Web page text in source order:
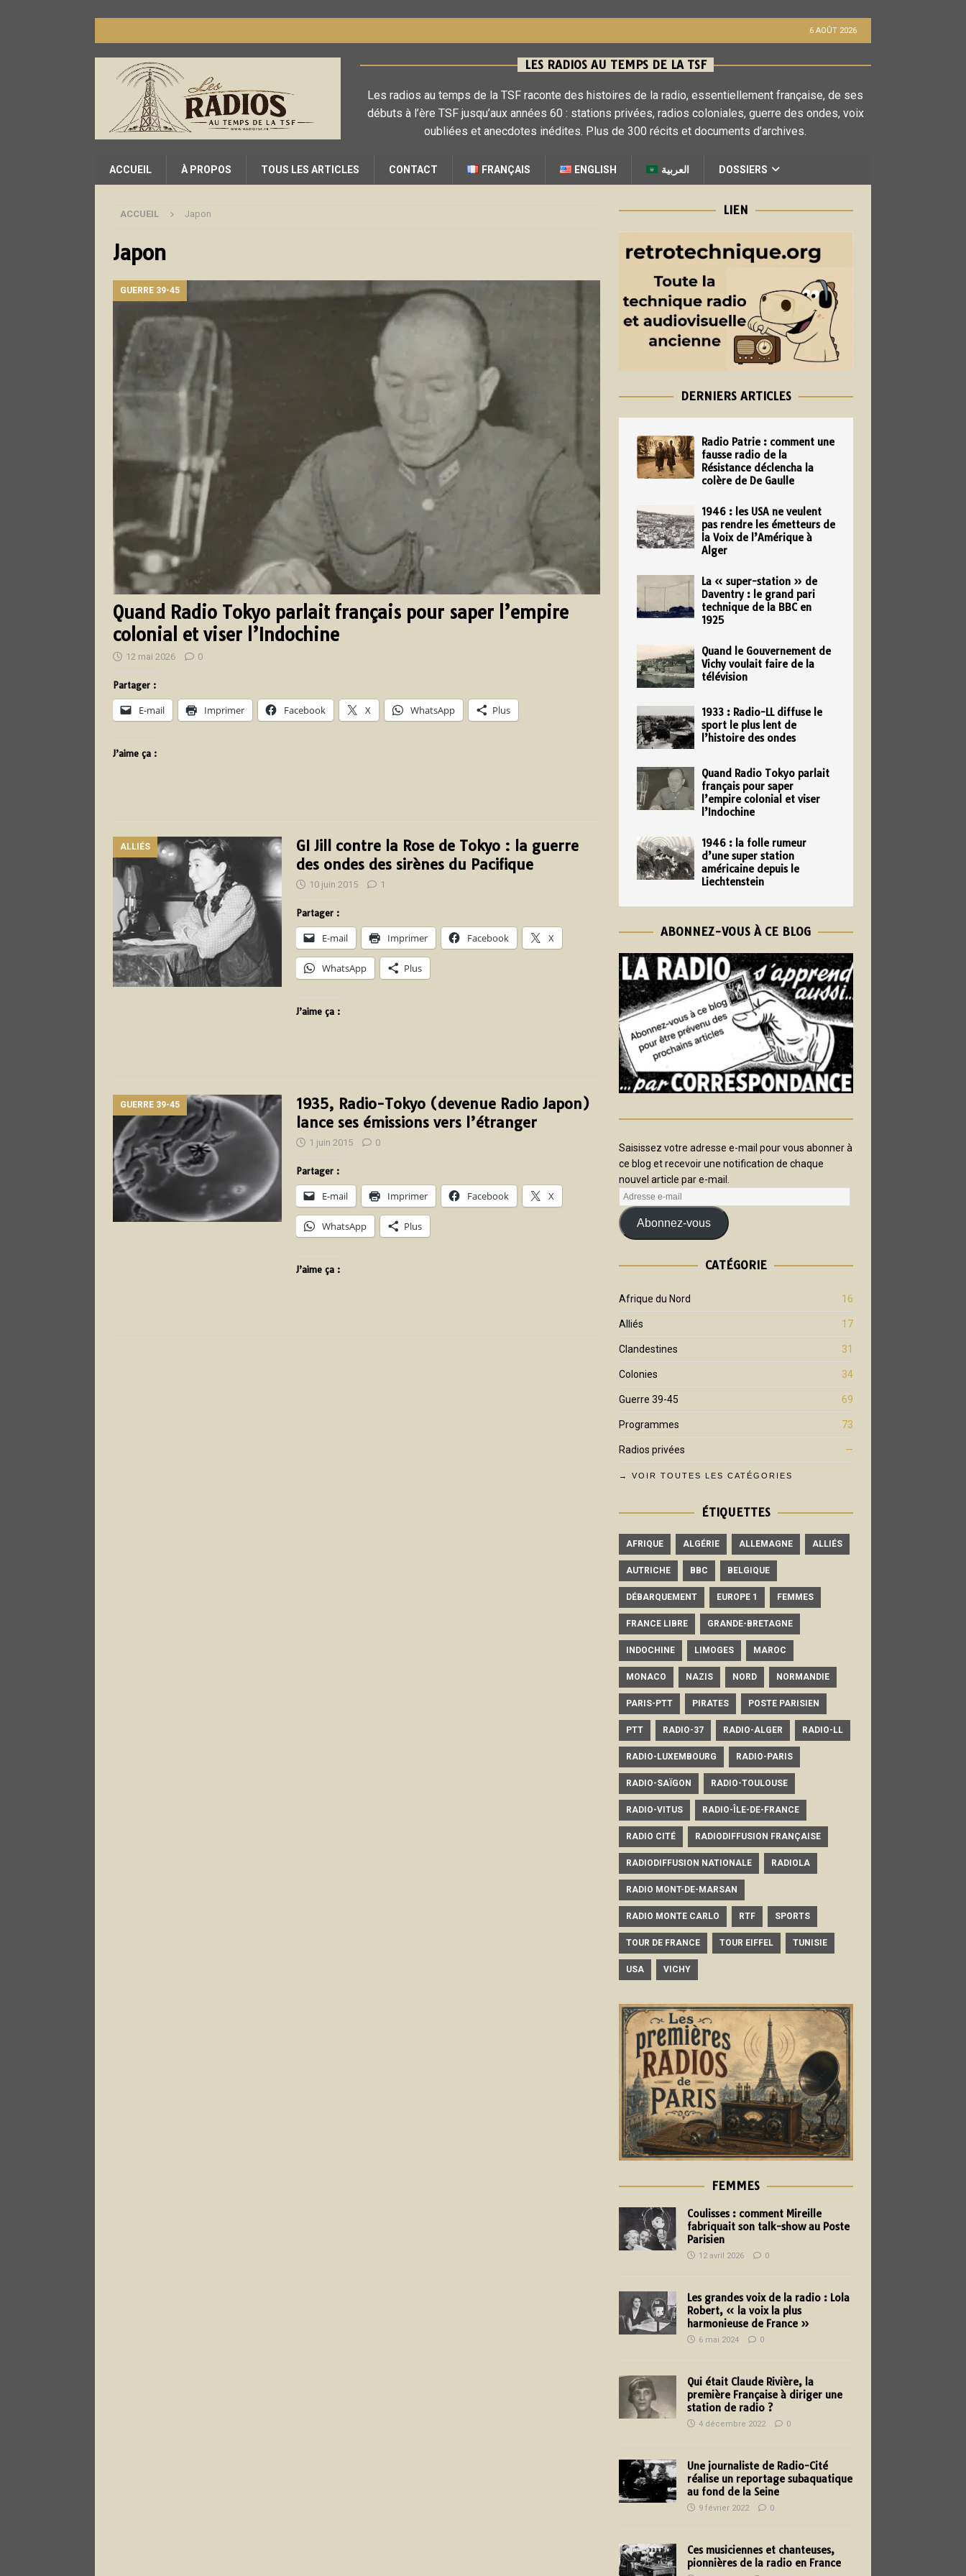
6 AOÛT 2026
LES RADIOS AU TEMPS DE LA TSF
Les radios au temps de la TSF raconte des histoires de la radio, essentiellement française, de ses
débuts à l’ère TSF jusqu’aux années 60 : stations privées, radios coloniales, guerre des ondes, voix
oubliées et anecdotes inédites. Plus de 300 récits et documents d’archives.
ACCUEIL À PROPOS TOUS LES ARTICLES CONTACT FRANÇAIS ENGLISH العربية DOSSIERS
ACCUEIL Japon
Japon
GUERRE 39-45
Quand Radio Tokyo parlait français pour saper l’empire
colonial et viser l’Indochine
12 mai 2026 0
Partager :
E-mail Imprimer Facebook X WhatsApp Plus
J’aime ça :
ALLIÉS
GI Jill contre la Rose de Tokyo : la guerre
des ondes des sirènes du Pacifique
10 juin 2015 1
Partager :
E-mail Imprimer Facebook X
WhatsApp Plus
J’aime ça :
GUERRE 39-45
1935, Radio-Tokyo (devenue Radio Japon)
lance ses émissions vers l’étranger
1 juin 2015 0
Partager :
E-mail Imprimer Facebook X
WhatsApp Plus
J’aime ça :
LIEN
DERNIERS ARTICLES
Radio Patrie : comment une
fausse radio de la
Résistance déclencha la
colère de De Gaulle
1946 : les USA ne veulent
pas rendre les émetteurs de
la Voix de l’Amérique à
Alger
La « super-station » de
Daventry : le grand pari
technique de la BBC en
1925
Quand le Gouvernement de
Vichy voulait faire de la
télévision
1933 : Radio-LL diffuse le
sport le plus lent de
l’histoire des ondes
Quand Radio Tokyo parlait
français pour saper
l’empire colonial et viser
l’Indochine
1946 : la folle rumeur
d’une super station
américaine depuis le
Liechtenstein
ABONNEZ-VOUS À CE BLOG
Saisissez votre adresse e-mail pour vous abonner à
ce blog et recevoir une notification de chaque
nouvel article par e-mail.
Abonnez-vous
CATÉGORIE
Afrique du Nord 16
Alliés 17
Clandestines 31
Colonies 34
Guerre 39-45 69
Programmes 73
Radios privées —
→ VOIR TOUTES LES CATÉGORIES
ÉTIQUETTES
AFRIQUE ALGÉRIE ALLEMAGNE ALLIÉS
AUTRICHE BBC BELGIQUE
DÉBARQUEMENT EUROPE 1 FEMMES
FRANCE LIBRE GRANDE-BRETAGNE
INDOCHINE LIMOGES MAROC
MONACO NAZIS NORD NORMANDIE
PARIS-PTT PIRATES POSTE PARISIEN
PTT RADIO-37 RADIO-ALGER RADIO-LL
RADIO-LUXEMBOURG RADIO-PARIS
RADIO-SAÏGON RADIO-TOULOUSE
RADIO-VITUS RADIO-ÎLE-DE-FRANCE
RADIO CITÉ RADIODIFFUSION FRANÇAISE
RADIODIFFUSION NATIONALE RADIOLA
RADIO MONT-DE-MARSAN
RADIO MONTE CARLO RTF SPORTS
TOUR DE FRANCE TOUR EIFFEL TUNISIE
USA VICHY
FEMMES
Coulisses : comment Mireille
fabriquait son talk-show au Poste
Parisien
12 avril 2026 0
Les grandes voix de la radio : Lola
Robert, « la voix la plus
harmonieuse de France »
6 mai 2024 0
Qui était Claude Rivière, la
première Française à diriger une
station de radio ?
4 décembre 2022 0
Une journaliste de Radio-Cité
réalise un reportage subaquatique
au fond de la Seine
9 février 2022 0
Ces musiciennes et chanteuses,
pionnières de la radio en France